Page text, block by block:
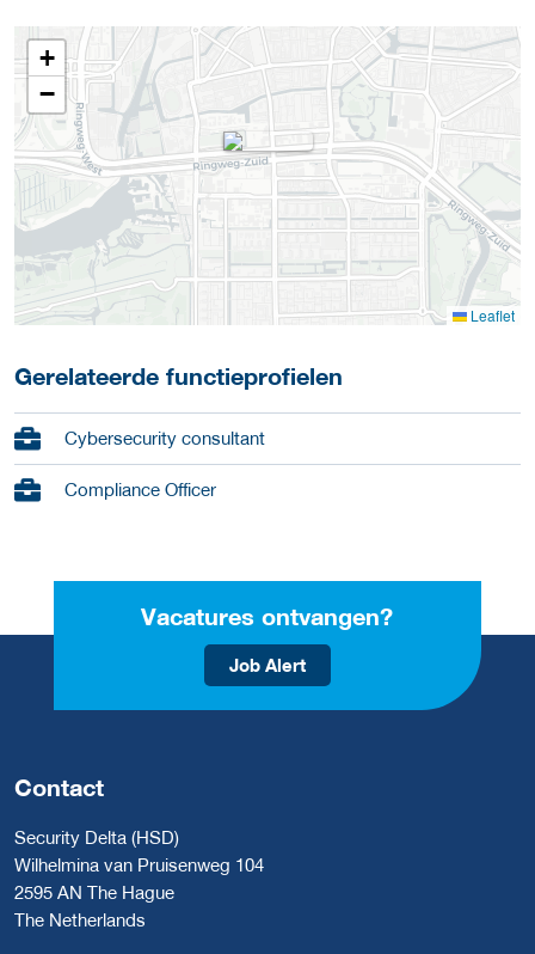
+
−
Leaflet
Gerelateerde functieprofielen
Cybersecurity consultant
Compliance Officer
Vacatures ontvangen?
Job Alert
Contact
Security Delta (HSD)
Wilhelmina van Pruisenweg 104
2595 AN The Hague
The Netherlands